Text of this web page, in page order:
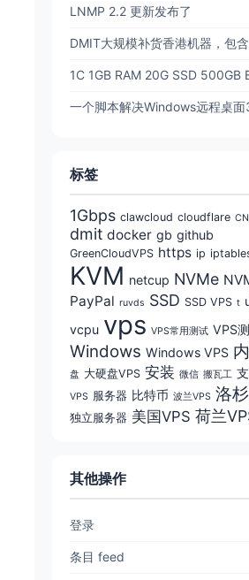
LNMP 2.2 更新发布了
标签
1Gbps clawcloud cloudflare
dmit docker gb github
GreenCloudVPS https ip
KVM netcup NVMe
PayPal ruvds SSD SSD VPS t
vcpu vps VPS常用测试 VPS
Windows Windows VPS
盘 大硬盘VPS 安装 微信 搬瓦工
VPS 服务器 比特币 波兰VPS 洛
独立服务器 美国VPS 荷兰
其他操作
登录
条目 feed